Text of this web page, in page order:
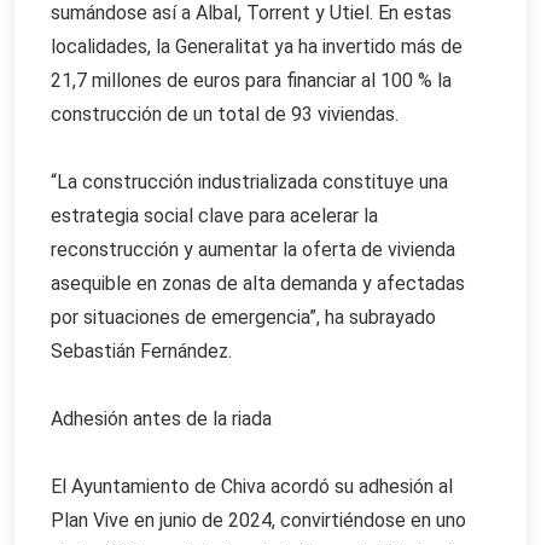
sumándose así a Albal, Torrent y Utiel. En estas
localidades, la Generalitat ya ha invertido más de
21,7 millones de euros para financiar al 100 % la
construcción de un total de 93 viviendas.
“La construcción industrializada constituye una
estrategia social clave para acelerar la
reconstrucción y aumentar la oferta de vivienda
asequible en zonas de alta demanda y afectadas
por situaciones de emergencia”, ha subrayado
Sebastián Fernández.
Adhesión antes de la riada
El Ayuntamiento de Chiva acordó su adhesión al
Plan Vive en junio de 2024, convirtiéndose en uno